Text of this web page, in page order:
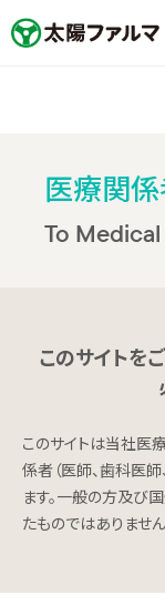
ニュース
メッセージ
企業情報
太陽ファルマ
太陽HDグルー
採用メッセージ
医療関
To
このサイトを
このサイトは当社医
係者（医師、歯科医
ます。一般の方及び
たものではありません